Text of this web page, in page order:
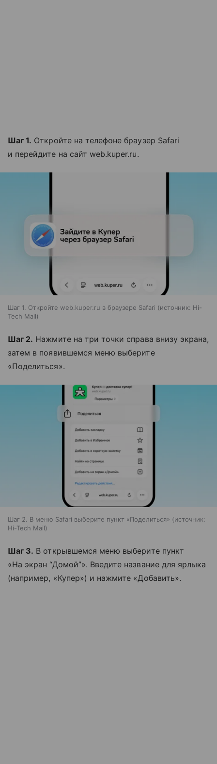
Шаг 1. Откройте на телефоне браузер Safari
и перейдите на сайт web.kuper.ru.
Шаг 1. Откройте web.kuper.ru в браузере Safari источник: Hi-
Tech Mail
Шаг 2. Нажмите на три точки справа внизу экрана,
затем в появившемся меню выберите
«Поделиться».
Шаг 2. В меню Safari выберите пункт «Поделиться»
источник:
Hi-Tech Mail
Шаг 3. В открывшемся меню выберите пункт
«На экран “Домой”». Введите название для ярлыка
(например, «Купер») и нажмите «Добавить».